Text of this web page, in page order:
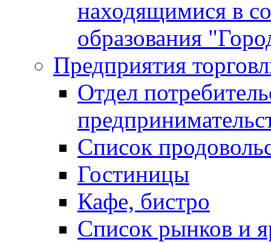
находящимися в
образования
Предприятия
Отдел
Список
Гостиницы
Кафе, бистро
Cписок рынков и